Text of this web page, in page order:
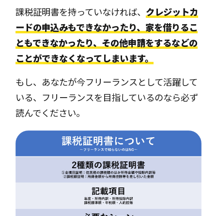
課税証明書を持っていなければ、 クレジットカ
ードの申込みもできなかったり、家を借りるこ
ともできなかったり、その他申請をするなどの
ことができなくなってしまいます。
もし、あなたが今フリーランスとして活躍して
いる、フリーランスを目指しているのなら必ず
読んでください。